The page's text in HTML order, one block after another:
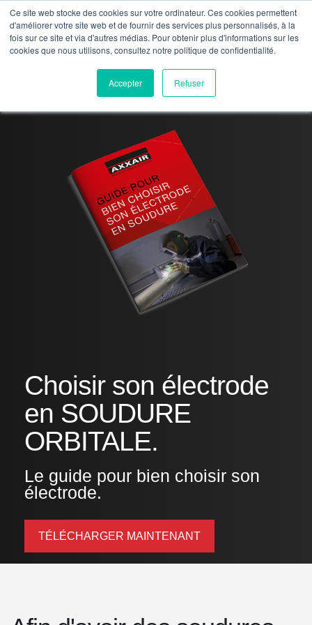
Ce site web stocke des cookies sur votre ordinateur. Ces cookies permettent
d'améliorer votre site web et de fournir des services plus personnalisés, à la
fois sur ce site et via d'autres médias. Pour obtenir plus d'informations sur les
cookies que nous utilisons, consultez notre politique de confidentialité.
Accepter Refuser
Choisir son électrode
en SOUDURE
ORBITALE.
Le guide pour bien choisir son
électrode.
TÉLÉCHARGER MAINTENANT